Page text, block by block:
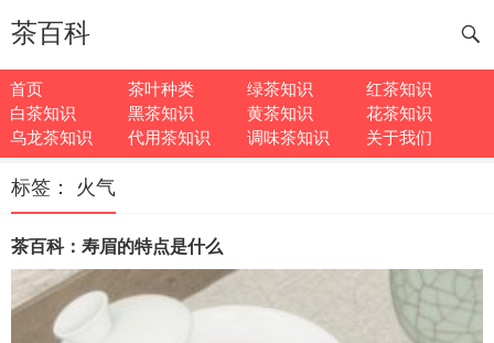
茶百科
首页 茶叶种类 绿茶知识
红茶知识
白茶知识
黑茶知识 黄茶知识
花茶知识
乌龙茶知识
代用茶知识 调味茶知识 关于我们
标签： 火气
茶百科：寿眉的特点是什么